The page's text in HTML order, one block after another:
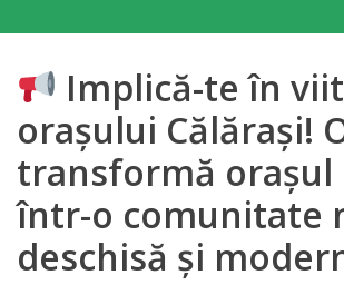
Personalități
Regulamente
Orașe
înfrățite
Strategii
Implică-te în
orașului Călărași!
transformă orașul
într-o comunitate
deschisă și